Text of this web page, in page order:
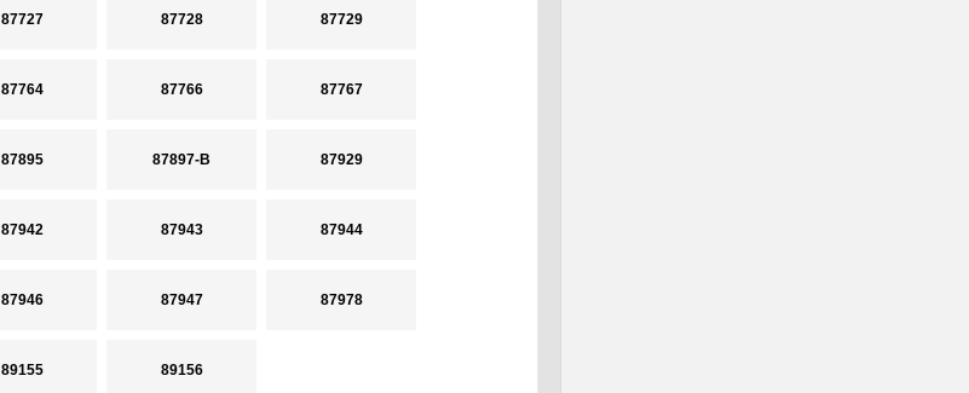
87727 87728 87729
87764 87766 87767
87895 87897-B 87929
87942 87943 87944
87946 87947 87978
89155 89156